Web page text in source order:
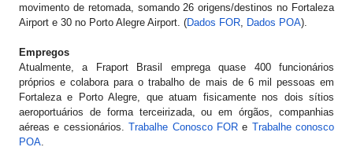
movimento de retomada, somando 26 origens/destinos no Fortaleza
Airport e 30 no Porto Alegre Airport. (Dados FOR Dados POA).
Empregos
Atualmente, a Fraport Brasil emprega quase 400 funcionários
próprios e colabora para o trabalho de mais de 6 mil pessoas em
Fortaleza e Porto Alegre, que atuam fisicamente nos dois sítios
aeroportuários de forma terceirizada, ou em órgãos, companhias
aéreas e cessionários.Trabalhe Conosco FORe Trabalhe conosco
POA